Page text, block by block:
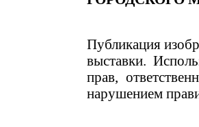
Публикация
выставки.
прав,
нарушением